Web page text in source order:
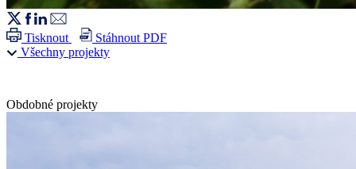
Tisknout
Stáhnout PDF
Všechny projekty
Obdobné projekty